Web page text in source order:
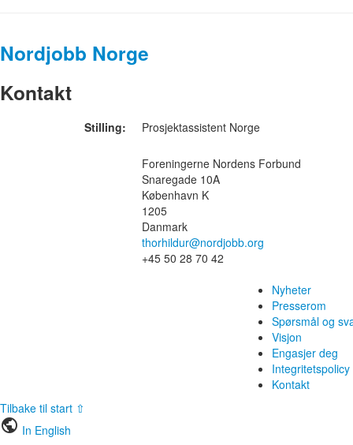
Nordjobb Norge
Kontakt
Stilling: Prosjektassistent Norge
Foreningerne Nordens Forbund
Snaregade 10A
København K
1205
Danmark
thorhildur@nordjobb.org
+45 50 28 70 42
Nyheter
Presserom
Spørsmål og
Visjon
Engasjer deg
Integritetspolicy
Kontakt
Tilbake til start ⇧
public In English